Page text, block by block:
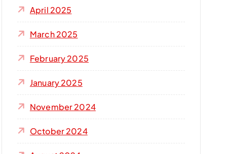
April 2025
March 2025
February 2025
January 2025
November 2024
October 2024